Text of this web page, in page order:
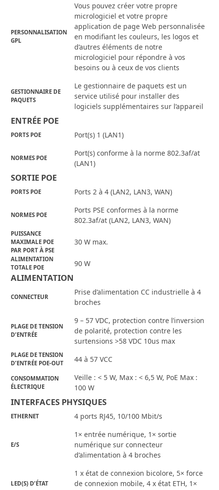
PERSONNALISATION
GPL
Vous pouvez créer votre propre
micrologiciel et votre propre
application de page Web personnalisée
en modifiant les couleurs, les logos et
d’autres éléments de notre
micrologiciel pour répondre à vos
besoins ou à ceux de vos clients
GESTIONNAIRE DE
PAQUETS
Le gestionnaire de paquets est un
service utilisé pour installer des
logiciels supplémentaires sur l’appareil
ENTRÉE POE
PORTS POE Port(s) 1 (LAN1)
NORMES POE
Port(s) conforme à la norme 802.3af/at
(LAN1)
SORTIE POE
PORTS POE Ports 2 à 4 (LAN2, LAN3, WAN)
NORMES POE
Ports PSE conformes à la norme
802.3af/at (LAN2, LAN3, WAN)
PUISSANCE
MAXIMALE POE
PAR PORT À PSE
30 W max.
ALIMENTATION
TOTALE POE
90 W
ALIMENTATION
CONNECTEUR
Prise d’alimentation CC industrielle à 4
broches
PLAGE DE TENSION
D’ENTRÉE
9 – 57 VDC, protection contre l’inversion
de polarité, protection contre les
surtensions >58 VDC 10us max
PLAGE DE TENSION
D’ENTRÉE POE-OUT
44 à 57 VCC
CONSOMMATION
ÉLECTRIQUE
Veille : < 5 W, Max : < 6,5 W, PoE Max :
100 W
INTERFACES PHYSIQUES
ETHERNET 4 ports RJ45, 10/100 Mbit/s
E/S
1× entrée numérique, 1× sortie
numérique sur connecteur
d’alimentation à 4 broches
LED(S) D’ÉTAT
1 x état de connexion bicolore, 5× force
de connexion mobile, 4 x état ETH, 1×